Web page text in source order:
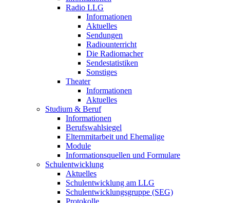
Radio LLG
Informationen
Aktuelles
Sendungen
Radiounterricht
Die Radiomacher
Sendestatistiken
Sonstiges
Theater
Informationen
Aktuelles
Studium & Beruf
Informationen
Berufswahlsiegel
Elternmitarbeit und Ehemalige
Module
Informationsquellen und Formulare
Schulentwicklung
Aktuelles
Schulentwicklung am LLG
Schulentwicklungsgruppe (SEG)
Protokolle